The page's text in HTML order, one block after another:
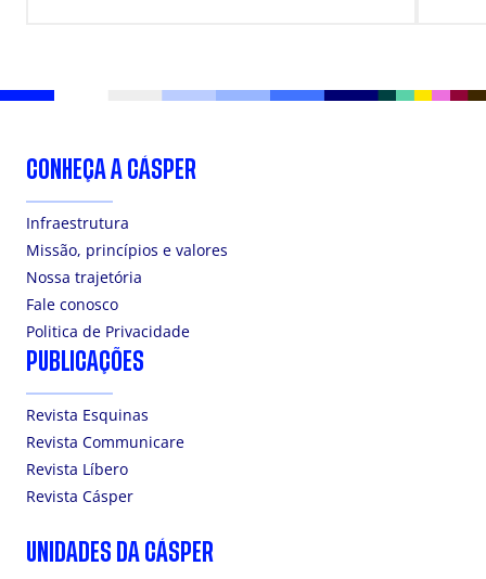
CONHEÇA A CÁSPER
Infraestrutura
Missão, princípios e valores
Nossa trajetória
Fale conosco
Politica de Privacidade
PUBLICAÇÕES
Revista Esquinas
Revista Communicare
Revista Líbero
Revista Cásper
UNIDADES DA CÁSPER